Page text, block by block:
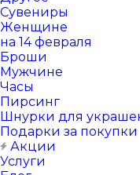
Сувениры
Женщине
на 14 февраля
Броши
Мужчине
Часы
Пирсинг
Шнурки для
Подарки за покупки
Акции
Услуги